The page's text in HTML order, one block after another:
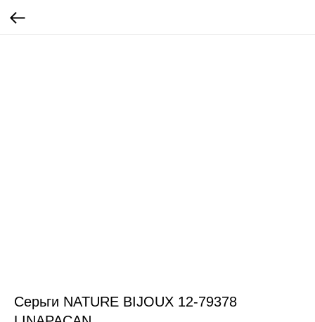
Серьги NATURE BIJOUX 12-79378